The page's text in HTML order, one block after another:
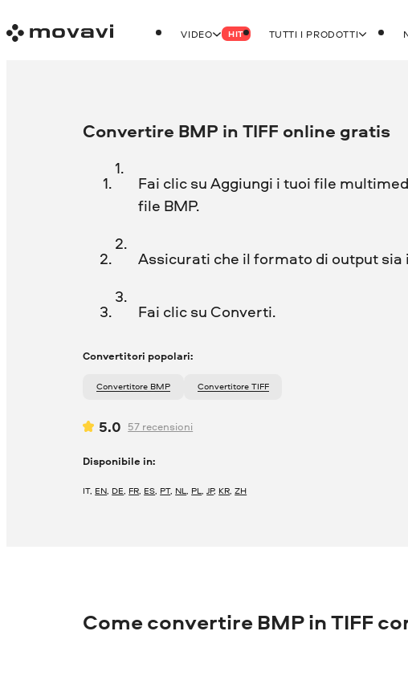
VIDEO HIT TUTTI I PRODOTTI
Convertire BMP in TIFF online gratis
Fai clic su Aggiungi i tuoi file
file BMP.
Assicurati che il formato di output sia
Fai clic su Converti.
Convertitori popolari:
Convertitore BMP Convertitore TIFF
5.0 57 recensioni
Disponibile in:
IT, EN, DE, FR, ES, PT, NL, PL,JP, KR,ZH
Come convertire BMP in TIFF